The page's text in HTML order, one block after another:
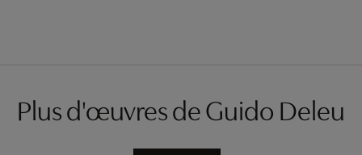
Plus d'œuvres de Guido Deleu